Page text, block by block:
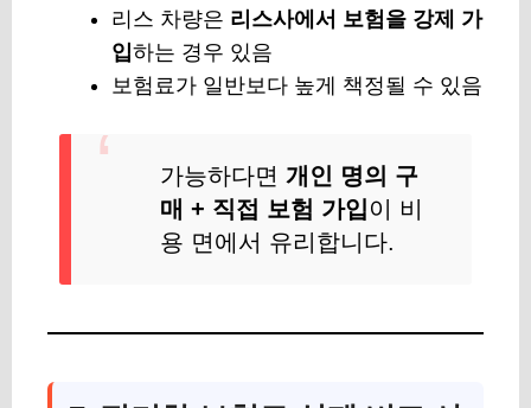
리스 차량은 리스사에서 보험을 강제 가
입하는 경우 있음
보험료가 일반보다 높게 책정될 수 있음
가능하다면 개인 명의 구
매 + 직접 보험 가입 이 비
용 면에서 유리합니다.